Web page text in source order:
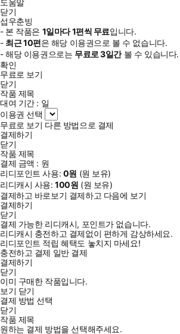
도움말
닫기
섭우춘빙
- 본 작품은 1일마다1편씩 무료입니다.
- 최근10편은 해당 이용권으로 볼 수 없습니다.
- 해당 이용권으로는 무료로3일간볼 수 있습니다.
확인
무료로 보기
닫기
작품 제목
대여 기간 : 일
이용권 선택
무료로 보기 다른 방법으로 결제
결제하기
닫기
작품 제목
결제 금액 : 원
리디포인트 사용: 0원 (원 보유)
리디캐시 사용:100원 (원 보유)
결제하고 바로보기 결제하고 다음에 보기
결제하기
닫기
결제 가능한 리디캐시, 포인트가 없습니다.
리디캐시 충전하고 결제없이 편하게 감상하세요.
리디포인트 적립 혜택도 놓치지 마세요!
충전하고 결제 일반 결제
결제하기
닫기
이미 구매한 작품입니다.
보기 닫기
결제 방법 선택
닫기
작품 제목
원하는 결제 방법을 선택해주세요.